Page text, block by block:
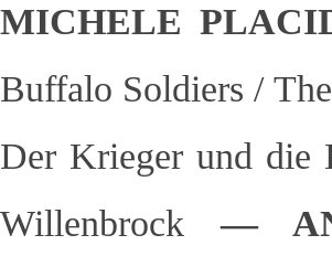
MICHELE
Buffalo Soldiers /
Der Krieger und die
Willenbrock
—